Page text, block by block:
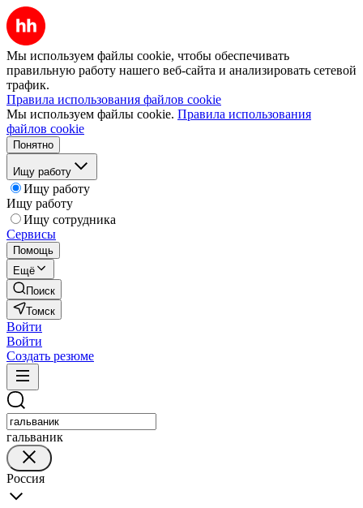
Мы используем файлы cookie, чтобы обеспечивать
правильную работу нашего веб-сайта и анализировать сетевой
трафик.
Правила использования файлов cookie
Мы используем файлы cookie. Правила использования
файлов cookie
Понятно
Ищу работу
Ищу работу
Ищу работу
Ищу сотрудника
Сервисы
Помощь
Ещё
Поиск
Томск
Войти
Войти
Создать резюме
гальваник
Россия